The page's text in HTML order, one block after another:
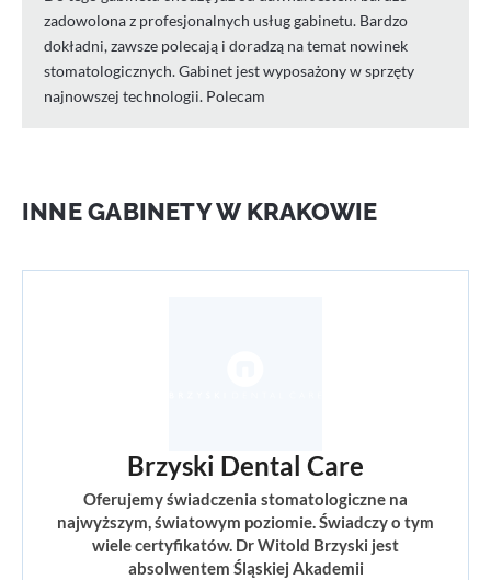
zadowolona z profesjonalnych usług gabinetu. Bardzo
dokładni, zawsze polecają i doradzą na temat nowinek
stomatologicznych. Gabinet jest wyposażony w sprzęty
najnowszej technologii. Polecam
INNE GABINETY W KRAKOWIE
Brzyski Dental Care
Oferujemy świadczenia stomatologiczne na
najwyższym, światowym poziomie. Świadczy o tym
wiele certyfikatów. Dr Witold Brzyski jest
absolwentem Śląskiej Akademii